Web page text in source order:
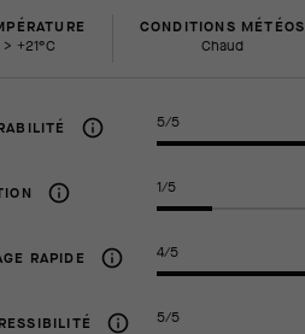
> +21°C
CONDITIONS MÉTÉOS
Chaud
5/5
1/5
RAPIDE 4/5
5/5